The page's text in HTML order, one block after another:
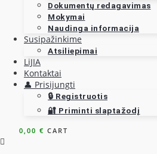
Dokumentų redagavimas
Mokymai
Naudinga informacija
Susipažinkime
Atsiliepimai
LiJIA
Kontaktai
👤 Prisijungti
🔒 Registruotis
🔐 Priminti slaptažodį
0,00 € CART